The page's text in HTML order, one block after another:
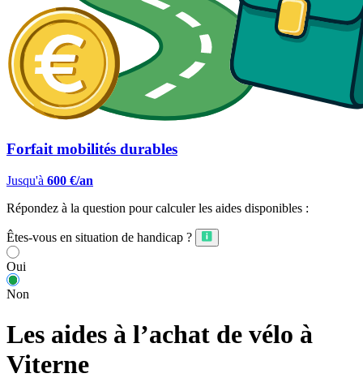
Forfait mobilités durables
Jusqu'à 600 €/an
Répondez à la question pour calculer les aides disponibles :
Êtes-vous en situation de handicap ?
Oui
Non
Les aides à l’achat de vélo à
Viterne